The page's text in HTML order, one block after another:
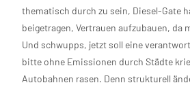
thematisch durch zu sein, Diesel-Gate
beigetragen, Vertrauen aufzubauen, da
Und schwupps, jetzt soll eine
bitte ohne Emissionen durch Städte
Autobahnen rasen. Denn strukturell